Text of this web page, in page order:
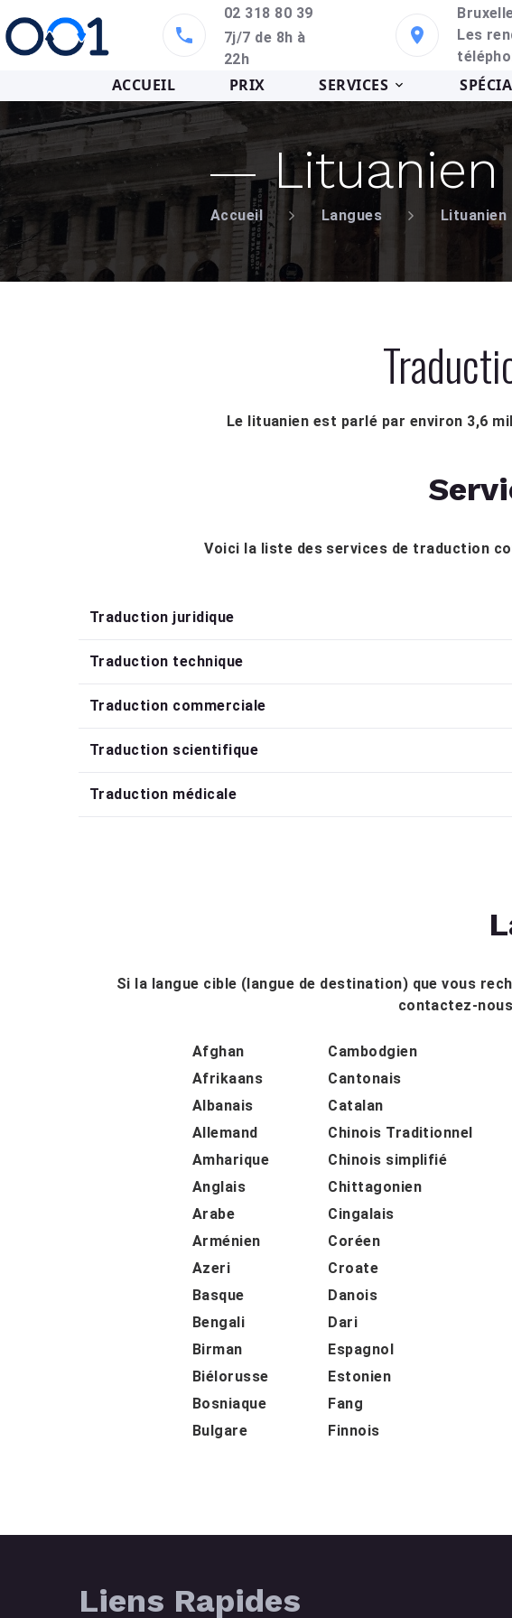
02 318 80 39
7j/7 de 8h à
22h
Les
ACCUEIL PRIX SERVICES
Lituanien
Accueil Langues Lituanien
Le lituanien est parlé par environ 3,6
Voici la liste des services de traduction
Traduction juridique
Traduction technique
Traduction commerciale
Traduction scientifique
Traduction médicale
Si la langue cible (langue de destination) que vous
contactez-
Afghan
Afrikaans
Albanais
Allemand
Amharique
Anglais
Arabe
Arménien
Azeri
Basque
Bengali
Birman
Biélorusse
Bosniaque
Bulgare
Cambodgien
Cantonais
Catalan
Chinois Traditionnel
Chinois simplifié
Chittagonien
Cingalais
Coréen
Croate
Danois
Dari
Espagnol
Estonien
Fang
Finnois
Liens Rapides